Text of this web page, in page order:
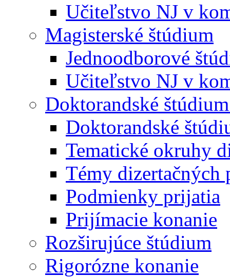
Učiteľstvo NJ v
Magisterské štúdium
Jednoodborové
Učiteľstvo NJ v
Doktorandské
Doktorandské
Tematické okruhy
Témy dizertačných
Podmienky prijatia
Prijímacie konanie
Rozširujúce štúdium
Rigorózne konanie